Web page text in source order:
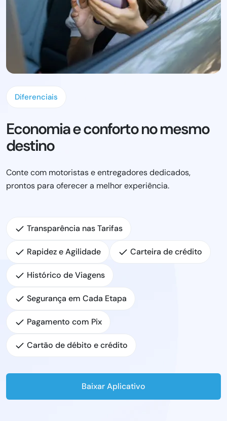
Diferenciais
Economia e conforto no mesmo
destino
Conte com motoristas e entregadores dedicados,
prontos para oferecer a melhor experiência.
Transparência nas Tarifas
Rapidez e Agilidade Carteira de crédito
Histórico de Viagens
Segurança em Cada Etapa
Pagamento com Pix
Cartão de débito e crédito
Baixar Aplicativo